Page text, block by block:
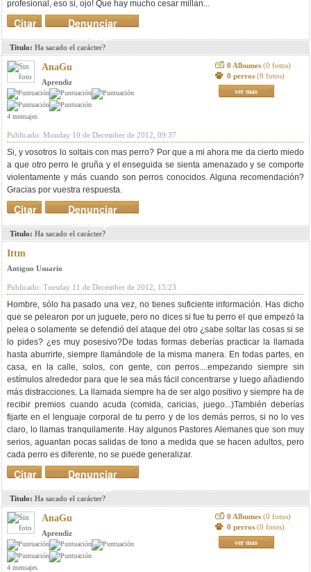
profesional, eso si, ojo! Que hay mucho cesar millan...
Denunciar
mensaje
Citar
Titulo: Ha sacado el carácter?
AnaGu
Aprendiz
4 mensajes
0 Albumes (0 fotos)
0 perros (0 fotos)
ver mas
Publicado: Monday 10 de December de 2012, 09:37
Si, y vosotros lo soltais con mas perro? Por que a mi ahora me da cierto miedo
a que otro perro le gruña y el enseguida se sienta amenazado y se comporte
violentamente y más cuando son perros conocidos. Alguna recomendación?
Gracias por vuestra respuesta.
Denunciar
mensaje
Citar
Titulo: Ha sacado el carácter?
Ittm
Antiguo Usuario
Publicado: Tuesday 11 de December de 2012, 15:23
Hombre, sólo ha pasado una vez, no tienes suficiente información. Has dicho
que se pelearon por un juguete, pero no dices si fue tu perro el que empezó la
pelea o solamente se defendió del ataque del otro ¿sabe soltar las cosas si se
lo pides? ¿es muy posesivo?De todas formas deberías practicar la llamada
hasta aburrirte, siempre llamándole de la misma manera. En todas partes, en
casa, en la calle, solos, con gente, con perros....empezando siempre sin
estímulos alrededor para que le sea más fácil concentrarse y luego añadiendo
más distracciones. La llamada siempre ha de ser algo positivo y siempre ha de
recibir premios cuando acuda (comida, caricias, juego...)También deberías
fijarte en el lenguaje corporal de tu perro y de los demás perros, si no lo ves
claro, lo llamas tranquilamente. Hay algunos Pastores Alemanes que son muy
serios, aguantan pocas salidas de tono a medida que se hacen adultos, pero
cada perro es diferente, no se puede generalizar.
Denunciar
mensaje
Citar
Titulo: Ha sacado el carácter?
AnaGu
Aprendiz
4 mensajes
0 Albumes (0 fotos)
0 perros (0 fotos)
ver mas